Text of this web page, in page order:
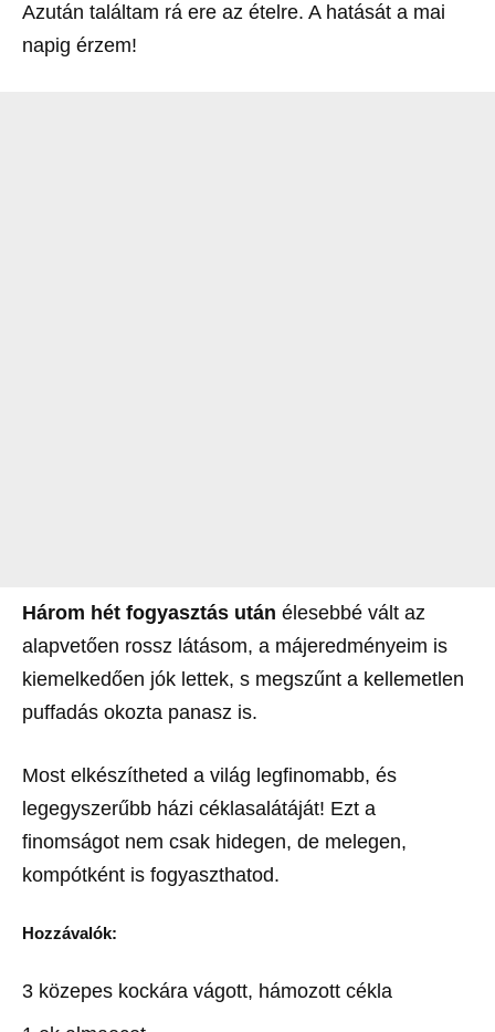
Azután találtam rá ere az ételre. A hatását a mai
napig érzem!
Három hét fogyasztás után élesebbé vált az
alapvetően rossz látásom, a májeredményeim is
kiemelkedően jók lettek, s megszűnt a kellemetlen
puffadás okozta panasz is.
Most elkészítheted a világ legfinomabb, és
legegyszerűbb házi céklasalátáját! Ezt a
finomságot nem csak hidegen, de melegen,
kompótként is fogyaszthatod.
Hozzávalók:
3 közepes kockára vágott, hámozott cékla